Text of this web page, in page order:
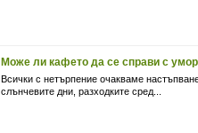
Може ли кафето да се справи с
Всички с нетърпение очакваме
слънчевите дни, разходките сред...